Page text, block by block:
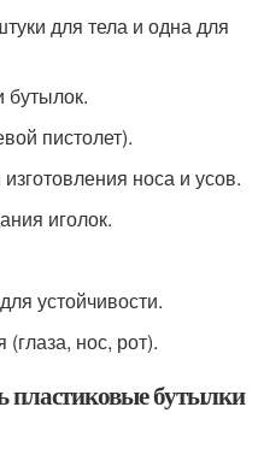
для тела и одна для
пистолет).
носа и усов.
иголок.
устойчивости.
нос, рот).
пластиковые бутылки